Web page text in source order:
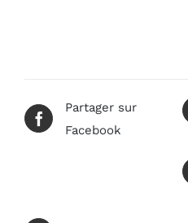
Partager sur
Facebook